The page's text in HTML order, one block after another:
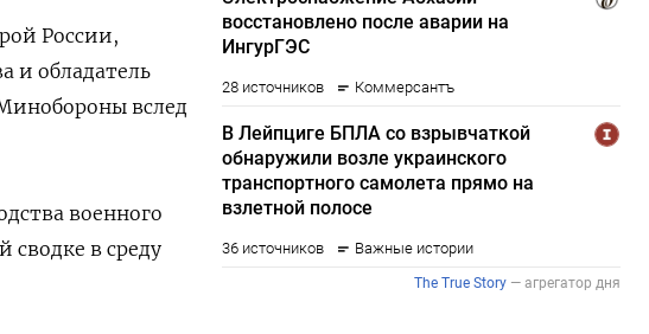
России,
и обладатель
вслед
военного
сводке в среду